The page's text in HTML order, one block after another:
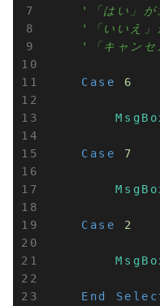
'「はい」
'「いいえ
'「キャン
Case 6
Case 7
Case 2
End